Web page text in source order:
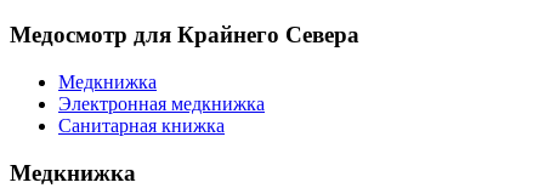
Медосмотр для Крайнего Севера
Медкнижка
Электронная медкнижка
Санитарная книжка
Медкнижка